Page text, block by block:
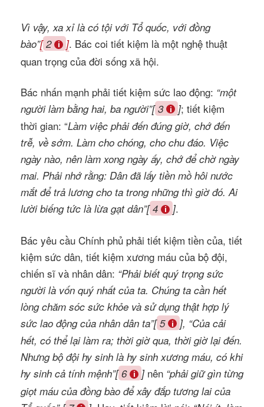
Vì vậy, xa xỉ là có tội với Tổ quốc, với đồng
bào”[ 2 ]. Bác coi tiết kiệm là một nghệ thuật
quan trọng của đời sống xã hội.
Bác nhấn mạnh phải tiết kiệm sức lao động: “một
người làm bằng hai, ba người”[ 3 ]; tiết kiệm
thời gian: “Làm việc phải đến đúng giờ, chớ đến
trễ, về sớm. Làm cho chóng, cho chu đáo. Việc
ngày nào, nên làm xong ngày ấy, chớ để chờ ngày
mai. Phải nhớ rằng: Dân đã lấy tiền mồ hôi nước
mắt để trả lương cho ta trong những thì giờ đó. Ai
lười biếng tức là lừa gạt dân”[ 4 ].
Bác yêu cầu Chính phủ phải tiết kiệm tiền của, tiết
kiệm sức dân, tiết kiệm xương máu của bộ đội,
chiến sĩ và nhân dân: “Phải biết quý trọng sức
người là vốn quý nhất của ta. Chúng ta cần hết
lòng chăm sóc sức khỏe và sử dụng thật hợp lý
sức lao động của nhân dân ta”[ 5
], “Của cải
hết, có thể lại làm ra; thời giờ qua, thời giờ lại đến.
Nhưng bộ đội hy sinh là hy sinh xương máu, có khi
hy sinh cả tính mệnh”[ 6 ] nên “phải giữ gìn từng
giọt máu của đồng bào để xây đắp tương lai của